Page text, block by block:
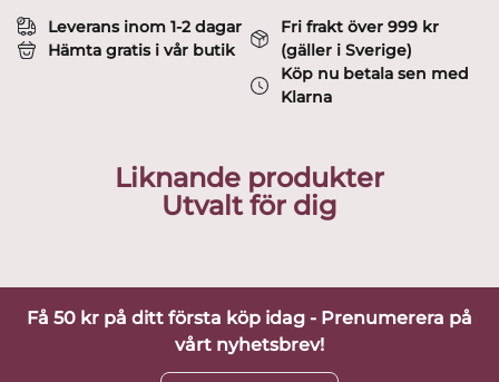
Lisa
Larson
Leverans inom 1-2 dagar
Hämta gratis i vår butik
Fri frakt över 999 kr
(gäller i Sverige)
Köp nu betala sen med
Klarna
Liknande produkter
Utvalt för dig
Få 50 kr på ditt första köp idag - Prenumerera på
vårt nyhetsbrev!